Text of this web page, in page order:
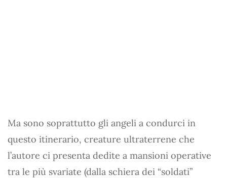
Ma sono soprattutto gli angeli a condurci in
questo itinerario, creature ultraterrene che
l’autore ci presenta dedite a mansioni operative
tra le più svariate (dalla schiera dei “soldati”